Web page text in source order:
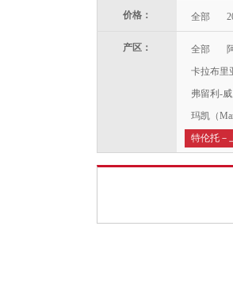
价格： 全部
产区： 全部
卡拉布里
弗留利-威
玛凯（
特伦托－